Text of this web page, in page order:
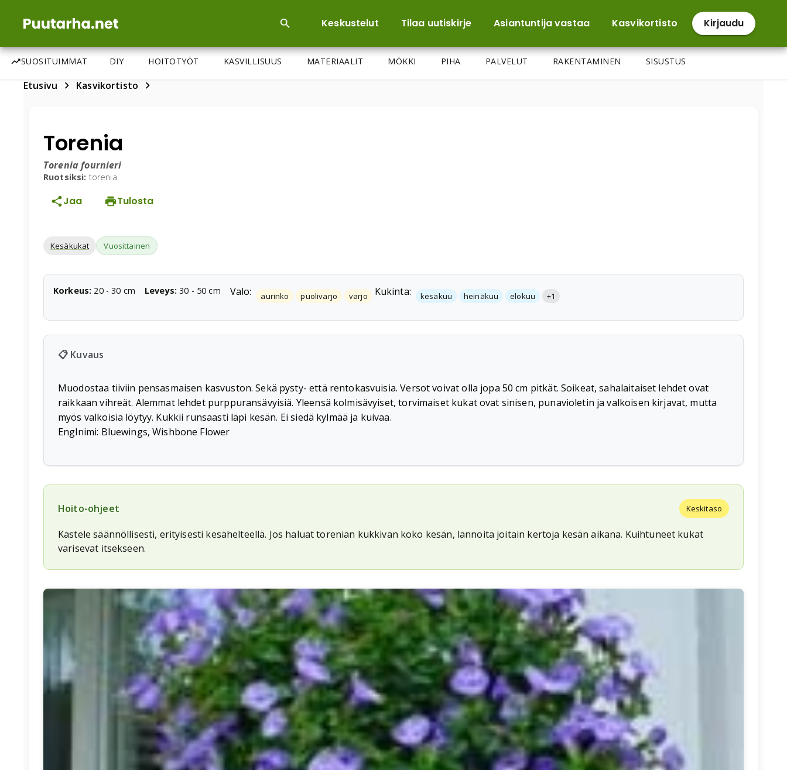
Keskustelut Tilaa uutiskirje Asiantuntija vastaa Kasvikortisto Kirjaudu
SUOSITUIMMAT DIY HOITOTYÖT KASVILLISUUS MATERIAALIT MÖKKI PIHA PALVELUT RAKENTAMINEN SISUSTUS
Etusivu Kasvikortisto
Torenia
Torenia fournieri
Ruotsiksi: torenia
Jaa Tulosta
Kesäkukat Vuosittainen
Korkeus: 20-30 cm Leveys: 30 - 50 cm Valo: aurinko puolivarjo varjo Kukinta: kesäkuu heinäkuu elokuu +1
📋 Kuvaus
Muodostaa tiiviin pensasmaisen kasvuston. Sekä pysty- että rentokasvuisia. Versot voivat olla jopa 50 cm pitkät. Soikeat, sahalaitaiset lehdet ovat
raikkaan vihreät. Alemmat lehdet purppuransävyisiä. Yleensä kolmisävyiset, torvimaiset kukat ovat sinisen, punavioletin ja valkoisen kirjavat, mutta
myös valkoisia löytyy. Kukkii runsaasti läpi kesän. Ei siedä kylmää ja kuivaa.
Englnimi: Bluewings, Wishbone Flower
Hoito-ohjeet Keskitaso
Kastele säännöllisesti, erityisesti kesähelteellä. Jos haluat torenian kukkivan koko kesän, lannoita joitain kertoja kesän aikana. Kuihtuneet kukat
varisevat itsekseen.